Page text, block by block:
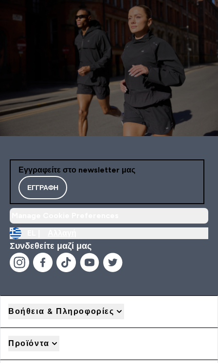
Εγγραφείτε στο newsletter μας
ΕΓΓΡΑΦΉ
Συνδεθείτε μαζί μας
Βοήθεια & Πληροφορίες
Προϊόντα